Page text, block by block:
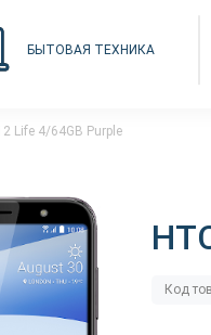
БЫТОВАЯ ТЕХНИКА
Life 4/64GB Purple
Код